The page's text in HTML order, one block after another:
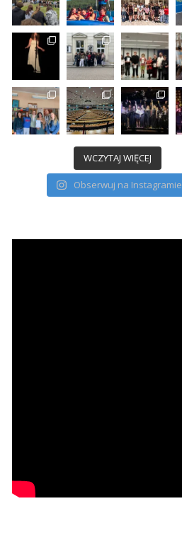
WCZYTAJ WIĘCEJ
Obserwuj na Instagramie